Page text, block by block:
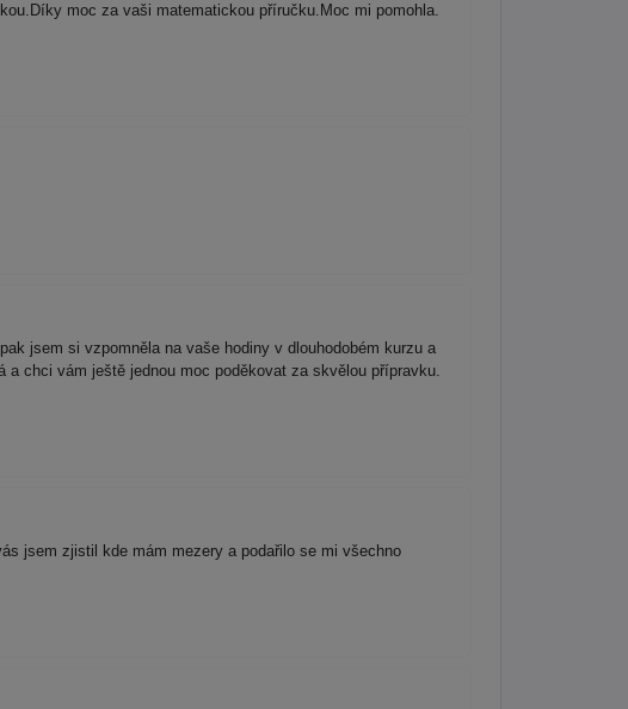
moc za vaši matematickou příručku.Moc mi pomohla.
jsem si vzpomněla na vaše hodiny v dlouhodobém kurzu a
chci vám ještě jednou moc poděkovat za skvělou přípravku.
jsem zjistil kde mám mezery a podařilo se mi všechno